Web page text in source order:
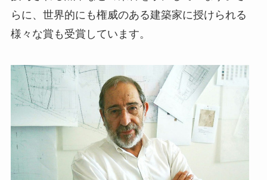
らに、世界的にも権威のある建築家に授けられる
様々な賞も受賞しています。